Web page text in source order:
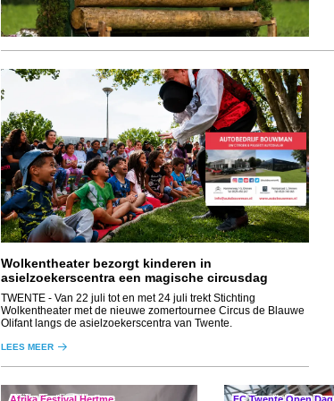
Wolkentheater bezorgt kinderen in
asielzoekerscentra een magische circusdag
TWENTE - Van 22 juli tot en met 24 juli trekt Stichting
Wolkentheater met de nieuwe zomertournee Circus de Blauwe
Olifant langs de asielzoekerscentra van Twente.
LEES MEER